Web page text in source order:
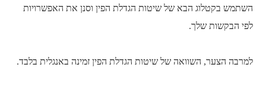
השתמש בקטלוג הבא של שיטות הגדלת הפין וסנן את האפשרויות
לפי הבקשות שלך.
למרבה הצער, השוואה של שיטות הגדלת הפין זמינה באנגלית בלבד.